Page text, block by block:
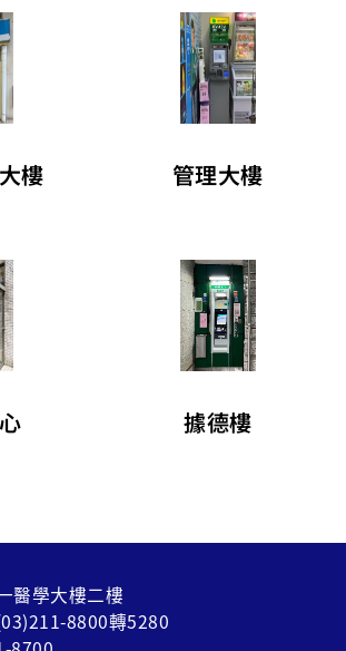
樓 管理大樓
據德樓
醫學大樓二樓
8800轉5280